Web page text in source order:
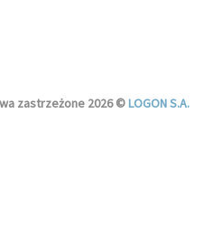
zastrzeżone 2026 ©LOGON S.A.